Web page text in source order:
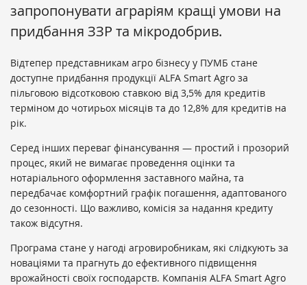
запропонувати аграріям кращі умови на
придбання ЗЗР та мікродобрив.
Відтепер представникам агро бізнесу у ПУМБ стане
доступне придбання продукції ALFA Smart Agro за
пільговою відсотковою ставкою від 3,5% для кредитів
терміном до чотирьох місяців та до 12,8% для кредитів на
рік.
Серед інших переваг фінансування — простий і прозорий
процес, який не вимагає проведення оцінки та
нотаріального оформлення заставного майна, та
передбачає комфортний графік погашення, адаптованого
до сезонності. Що важливо, комісія за надання кредиту
також відсутня.
Програма стане у нагоді агровиробникам, які слідкують за
новаціями та прагнуть до ефективного підвищення
врожайності своїх господарств. Компанія ALFA Smart Agro